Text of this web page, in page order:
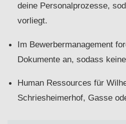
deine Personalprozesse,
vorliegt.
Im Bewerbermanagement
Dokumente an, sodass
Human Ressources für
Schriesheimerhof, Gasse